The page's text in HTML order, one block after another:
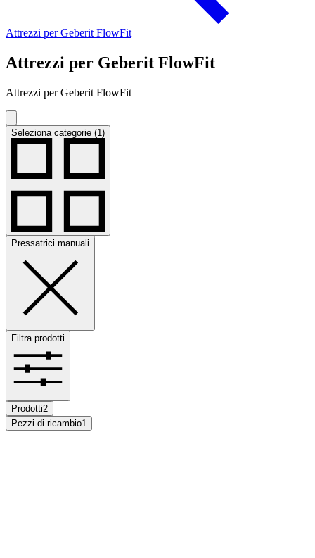
Attrezzi per Geberit FlowFit
Attrezzi per Geberit FlowFit
Attrezzi per Geberit FlowFit
Seleziona categorie (1)
Pressatrici manuali
Filtra prodotti
Prodotti2
Pezzi di ricambio1